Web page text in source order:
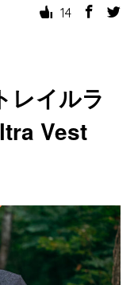
14
レイルラ
Vest